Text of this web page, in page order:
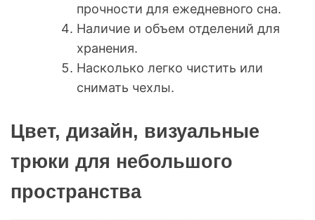
прочности для ежедневного сна.
Наличие и объем отделений для
хранения.
Насколько легко чистить или
снимать чехлы.
Цвет, дизайн, визуальные
трюки для небольшого
пространства